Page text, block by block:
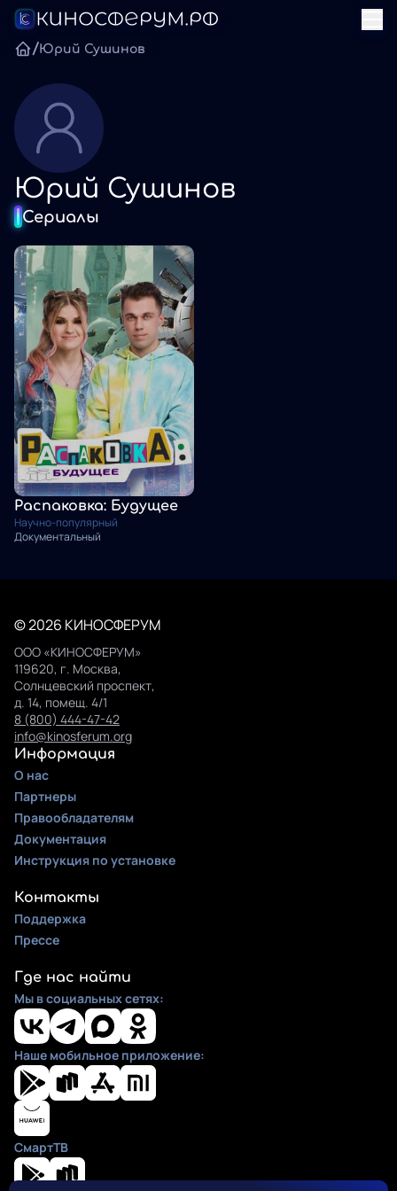
/Юрий Сушинов
Юрий Сушинов
Сериалы
Распаковка: Будущее
Научно-популярный
Документальный
© 2026 КИНОСФЕРУМ
ООО «КИНОСФЕРУМ»
119620, г. Москва,
Солнцевский проспект,
д. 14, помещ. 4/1
8 (800) 444-47-42
info@kinosferum.org
Информация
О нас
Партнеры
Правообладателям
Документация
Инструкция по установке
Контакты
Поддержка
Прессе
Где нас найти
Мы в социальных сетях:
Наше мобильное приложение:
СмартТВ